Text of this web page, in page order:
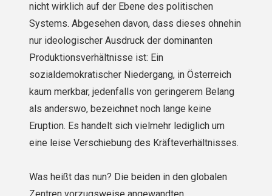
nicht wirklich auf der Ebene des politischen
Systems. Abgesehen davon, dass dieses ohnehin
nur ideologischer Ausdruck der dominanten
Produktionsverhältnisse ist: Ein
sozialdemokratischer Niedergang, in Österreich
kaum merkbar, jedenfalls von geringerem Belang
als anderswo, bezeichnet noch lange keine
Eruption. Es handelt sich vielmehr lediglich um
eine leise Verschiebung des Kräfteverhältnisses.
Was heißt das nun? Die beiden in den globalen